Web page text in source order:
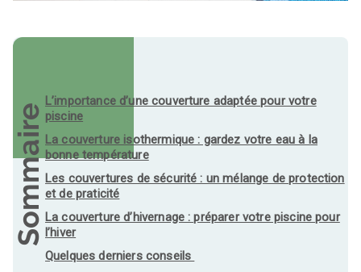
Sommaire
L’importance d’une couverture adaptée pour votre
piscine
La couverture isothermique : gardez votre eau à la
bonne température
Les couvertures de sécurité : un mélange de protection
et de praticité
La couverture d’hivernage : préparer votre piscine pour
l’hiver
Quelques derniers conseils